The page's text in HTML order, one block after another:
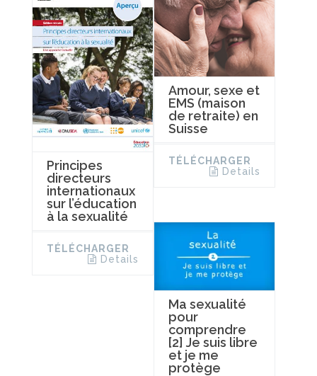
Principes
directeurs
internationaux
sur l’éducation
à la sexualité
TÉLÉCHARGER
Details
Amour, sexe et
EMS (maison
de retraite) en
Suisse
TÉLÉCHARGER
Details
Ma sexualité
pour
comprendre
[2] Je suis libre
et je me
protège